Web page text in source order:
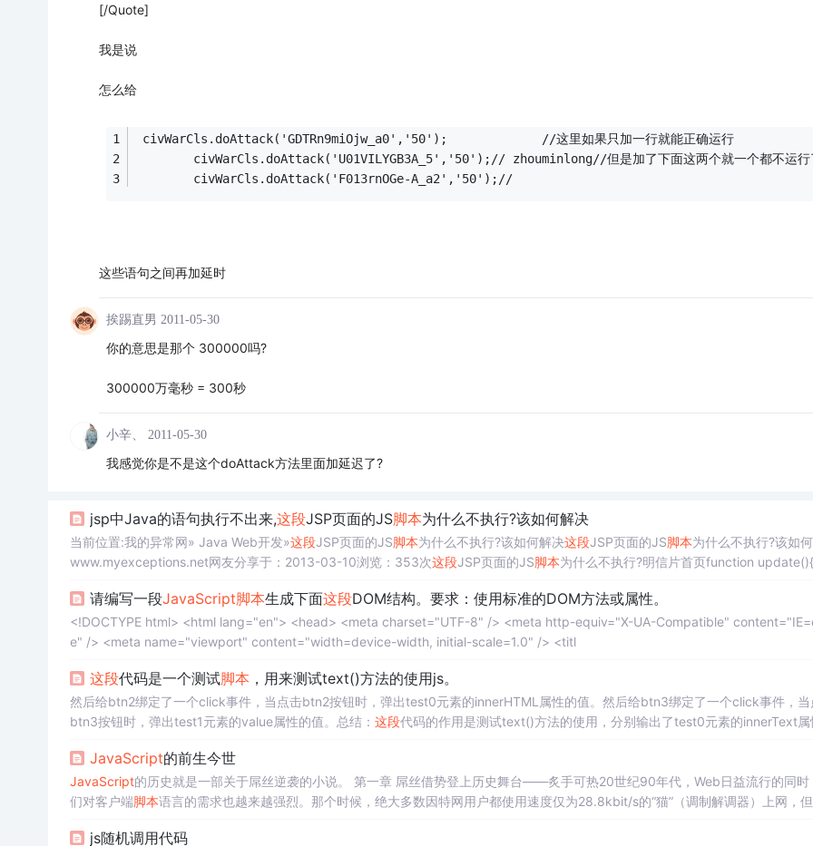
[/Quote]
我是说
怎么给
civWarCls.doAttack('GDTRn9miOjw_a0','50');             //这里如果只加一行就能正确运行
civWarCls.doAttack('U01VILYGB3A_5','50');// zhouminlong//但是加了下面这两个就一个都不运行
        civWarCls.doAttack('F013rnOGe-A_a2','50');//
这些语句之间再加延时
挨踢直男 2011-05-30
你的意思是那个 300000吗?
300000万毫秒 = 300秒
小辛、 2011-05-30
我感觉你是不是这个doAttack方法里面加延迟了?
jsp中Java的语句执行不出来,这段JSP页面的JS脚本为什么不执行?该如何解决
当前位置:我的异常网» Java Web开发»这段JSP页面的JS脚本为什么不执行?该如何解决这段JSP页面的JS脚本为什么不执行?该如
www.myexceptions.net网友分享于：2013-03-10浏览：353次这段JSP页面的JS脚本为什么不执行?明信片首页function
请编写一段JavaScript脚本生成下面这段DOM结构。要求：使用标准的DOM方法或属性。
<!DOCTYPE html> <html lang="en"> <head> <meta charset="UTF-8" /> <meta http-equiv="X-UA-Compatible" content="IE=edg
e" /> <meta name="viewport" content="width=device-width, initial-scale=1.0" /> <titl
这段代码是一个测试脚本 ，用来测试text()方法的使用js。
然后给btn2绑定了一个click事件，当点击btn2按钮时，弹出test0元素的innerHTML属性的值。然后给btn3绑定了一个click事件，当
btn3按钮时，弹出test1元素的value属性的值。总结： 这段代码的作用是测试text()方法的使用，分别输出了test0元素的innerText
的innerText属性的值。
JavaScript的前生今世
JavaScript的历史就是一部关于屌丝逆袭的小说。 第一章 屌丝借势登上历史舞台——炙手可热20世纪90年代，Web日益流行的同时
们对客户端脚本语言的需求也越来越强烈。那个时候，绝大多数因特网用户都使用速度仅为28.8kbit/s的“猫”（调制解调器）上网，
单击“提交
js随机调用代码